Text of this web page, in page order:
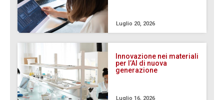
Luglio 20, 2026
Innovazione nei materiali
per l’AI di nuova
generazione
Luglio 16, 2026